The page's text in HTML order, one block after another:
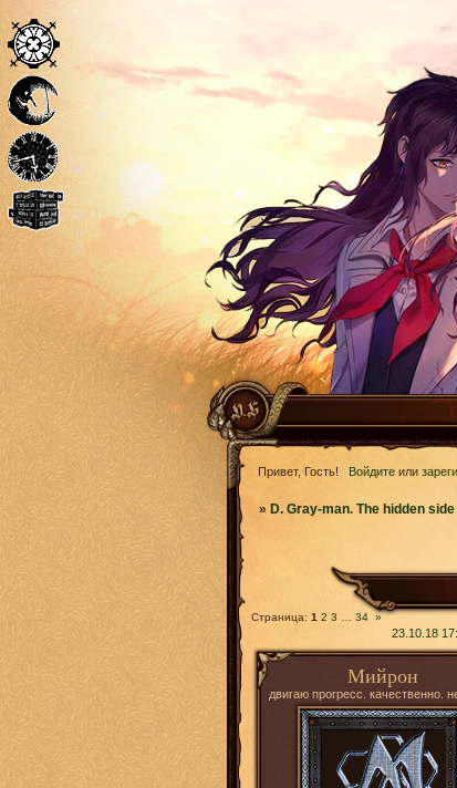
Привет, Гость! Войдитеили
»D. Gray-man. The hidden
Страница: 1 2 3 34 »
23.10.18
Мийрон
двигаю прогресс. качественно.